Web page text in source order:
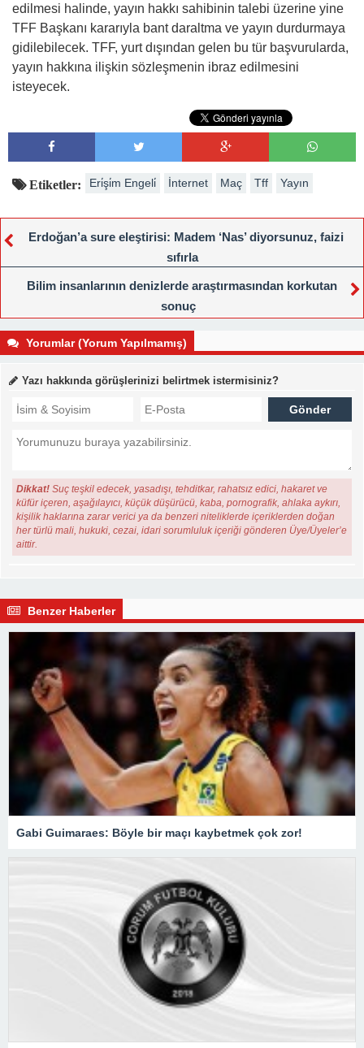
edilmesi halinde, yayın hakkı sahibinin talebi üzerine yine
TFF Başkanı kararıyla bant daraltma ve yayın durdurmaya
gidilebilecek. TFF, yurt dışından gelen bu tür başvurularda,
yayın hakkına ilişkin sözleşmenin ibraz edilmesini
isteyecek.
Etiketler: Eri̇şi̇m Engeli̇ İnternet Maç Tff Yayın
Erdoğan’a sure eleştirisi: Madem ‘Nas’ diyorsunuz, faizi
sıfırla
Bilim insanlarının denizlerde araştırmasından korkutan
sonuç
Yorumlar (Yorum Yapılmamış)
Yazı hakkında görüşlerinizi belirtmek istermisiniz?
Dikkat! Suç teşkil edecek, yasadışı, tehditkar, rahatsız edici, hakaret ve
küfür içeren, aşağılayıcı, küçük düşürücü, kaba, pornografik, ahlaka aykırı,
kişilik haklarına zarar verici ya da benzeri niteliklerde içeriklerden doğan
her türlü mali, hukuki, cezai, idari sorumluluk içeriği gönderen Üye/Üyeler’e
aittir.
Benzer Haberler
Gabi Guimaraes: Böyle bir maçı kaybetmek çok zor!